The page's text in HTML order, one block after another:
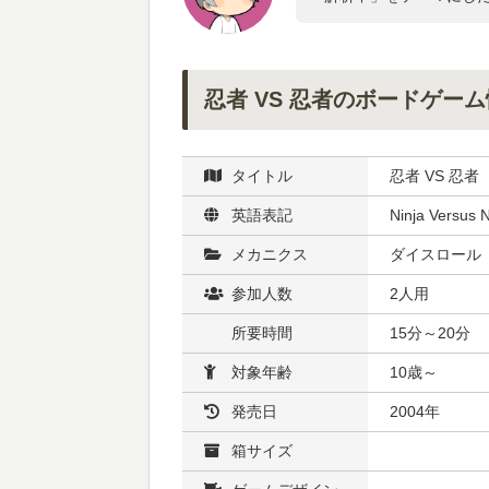
忍者 VS 忍者のボードゲー
タイトル 忍者 VS 忍者
英語表記 Ninja Versus
メカニクス ダイスロール
参加人数 2人用
所要時間 15分～20分
対象年齢 10歳～
発売日 2004年
箱サイズ